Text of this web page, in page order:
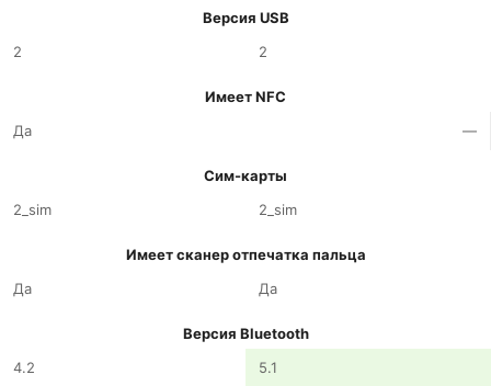
Версия USB
2
2
Имеет NFC
Да
—
Сим-карты
2_sim
2_sim
Имеет сканер отпечатка пальца
Да
Да
Версия Bluetooth
4.2
5.1